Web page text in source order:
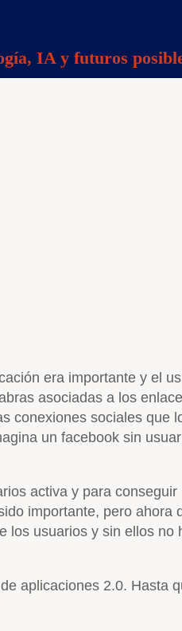
IA y futuros
era importante y el
asociadas a los
conexiones sociales que
un facebook sin
activa y para
importante, pero
usuarios y sin ellos
aplicaciones 2.0. Hasta